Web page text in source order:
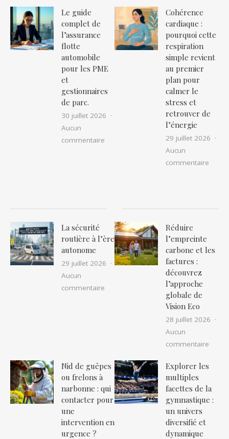
Le guide
complet de
l’assurance
flotte
automobile
pour les PME
et
gestionnaires
de parc.
30 juillet 2026
Aucun
commentaire sur Le guide complet de
Cohérence
cardiaque :
pourquoi cette
respiration
simple revient
au premier
plan pour
calmer le
stress et
retrouver de
l’énergie
29 juillet 2026
Aucun
commentaire
La sécurité
routière à l’ère
autonome
29 juillet 2026
Aucun
commentaire sur La sécurité routière à l’ère
Réduire
l’empreinte
carbone et les
factures :
découvrez
l’approche
globale de
Vision Eco
28 juillet 2026
Aucun
commentaire
Nid de guêpes
ou frelons à
narbonne : qui
contacter pour
une
intervention en
urgence ?
Explorer les
multiples
facettes de la
gymnastique :
un univers
diversifié et
dynamique